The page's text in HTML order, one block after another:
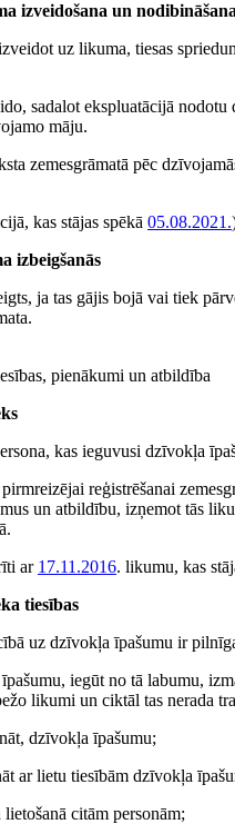
izveidošana un nodibināšana
uz likuma, tiesas
sadalot ekspluatācijā
māju.
zemesgrāmatā pēc
kas stājas spēkā 05.08.2021.
izbeigšanās
ja tas gājis bojā vai tiek
pienākumi un atbildība
kas ieguvusi dzīvokļa
reģistrēšanai
un atbildību, izņemot tās
ar 17.11.2016. likumu, kas
tiesības
uz dzīvokļa īpašumu ir
iegūt no tā labumu,
likumi un ciktāl tas nerada
dzīvokļa īpašumu;
ar lietu tiesībām dzīvokļa
citām personām;